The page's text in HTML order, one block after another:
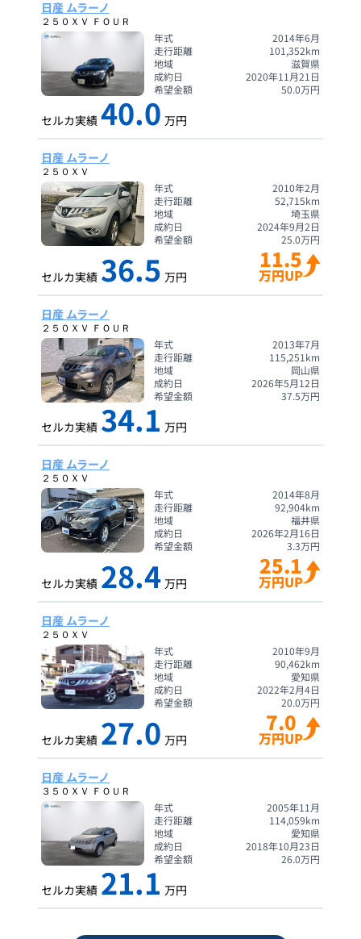
日産 ムラーノ
２５０ＸＶ ＦＯＵＲ
年式
2014年6月
走行距離
101,352km
地域
滋賀県
成約日
2020年11月21日
希望金額
50.0万円
セルカ実績 40.0 万円
日産 ムラーノ
２５０ＸＶ
年式
2010年2月
走行距離
52,715km
地域
埼玉県
成約日
2024年9月2日
希望金額
25.0万円
セルカ実績 36.5 万円
11.5
万円UP
日産 ムラーノ
２５０ＸＶ ＦＯＵＲ
年式
2013年7月
走行距離
115,251 km
地域
岡山県
成約日
2026年5月12日
希望金額
37.5万円
セルカ実績 34.1 万円
日産 ムラーノ
２５０ＸＶ
年式
2014年8月
走行距離
92,904km
地域
福井県
成約日
2026年2月16日
希望金額
3.3万円
セルカ実績 28.4 万円
25.1
万円UP
日産 ムラーノ
２５０ＸＶ
年式
2010年9月
走行距離
90,462km
地域
愛知県
成約日
2022年2月4日
希望金額
20.0万円
セルカ実績 27.0 万円
7.0
万円UP
日産 ムラーノ
３５０ＸＶ ＦＯＵＲ
年式
2005年11月
走行距離
114,059km
地域
愛知県
成約日
2018年10月23日
希望金額
26.0万円
セルカ実績 21.1 万円